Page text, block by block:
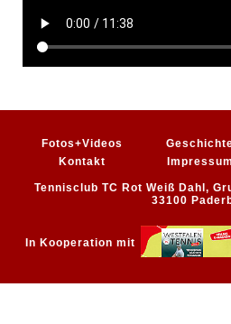
Fotos+Videos
Kontakt
Impressum
Tennisclub TC Rot Weiß Dahl,
33100
In Kooperation mit